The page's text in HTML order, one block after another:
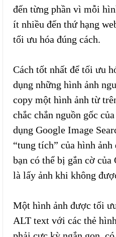
đến từng phần vì mỗi
ít nhiều đến thứ hạng
tối ưu hóa đúng cách.
Cách tốt nhất để tối ưu
dụng những hình ảnh
copy một hình ảnh từ
chắc chắn nguồn gốc
dụng Google Image
“tung tích” của hình
bạn có thể bị gắn cờ
là lấy ảnh khi không
Một hình ảnh được tối
ALT text với các thẻ